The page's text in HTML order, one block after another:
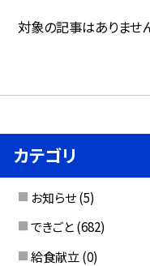
対象の記事はありませ
カテゴリ
お知らせ (5)
できごと (682)
給食献立 (0)